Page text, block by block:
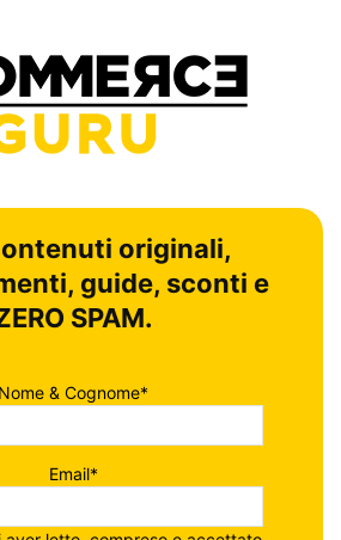
originali,
guide, sconti e
SPAM.
Nome & Cognome*
Email*